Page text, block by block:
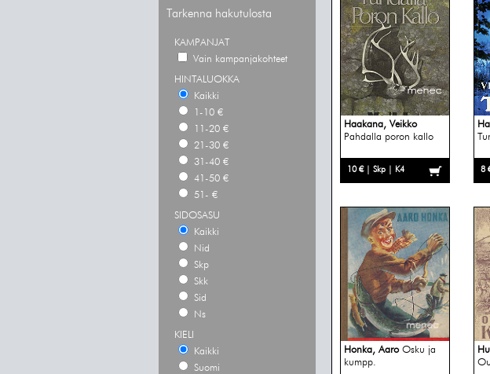
Tarkenna hakutulosta
KAMPANJAT
Vain kampanjakohteet
HINTALUOKKA
Kaikki
1-10 €
11-20 €
21-30 €
31-40 €
41-50 €
51- €
SIDOSASU
Kaikki
Nid
Skp
Skk
Sid
Ns
KIELI
Kaikki
Suomi
Haakana, Veikko
Pahdalla poron kallo
10 € | Skp | K4 8
Honka, Aaro Osku ja
kumpp.